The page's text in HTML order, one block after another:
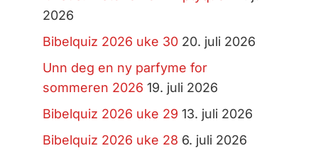
2026
Bibelquiz 2026 uke 30 20. juli 2026
Unn deg en ny parfyme for
sommeren 2026 19. juli 2026
Bibelquiz 2026 uke 29 13. juli 2026
Bibelquiz 2026 uke 28 6. juli 2026